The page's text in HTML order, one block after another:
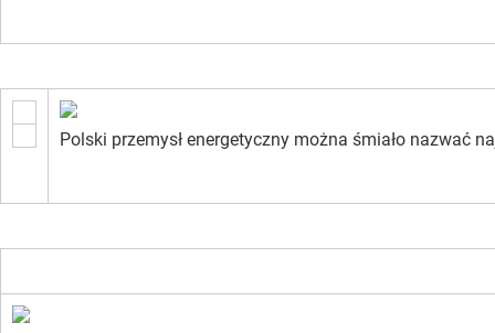
Polski przemysł energetyczny można śmiało nazwać